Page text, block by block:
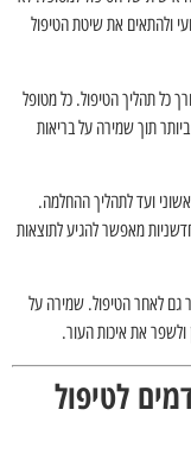
ולהתאים את שיטת הטיפול
כל תהליך הטיפול. כל מטופל
תוך שמירה על בריאות
ועד לתהליך ההחלמה.
חדשניות מאפשר להגיע לתוצאות
גם לאחר הטיפול. שמירה על
ולשפר את איכות העור.
לטיפול